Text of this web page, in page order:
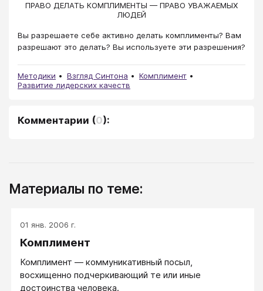
ПРАВО ДЕЛАТЬ КОМПЛИМЕНТЫ — ПРАВО УВАЖАЕМЫХ
ЛЮДЕЙ
Вы разрешаете себе активно делать комплименты? Вам
разрешают это делать? Вы используете эти разрешения?
Методики Взгляд Синтона
Комплимент
Развитие лидерских качеств
Комментарии (0):
Материалы по теме:
01 янв. 2006 г.
Комплимент
Комплимент — коммуникативный посыл,
восхищенно подчеркивающий те или иные
достоинства человека.